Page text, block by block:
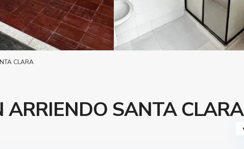
CLARA
ARRIENDO SANTA CLARA